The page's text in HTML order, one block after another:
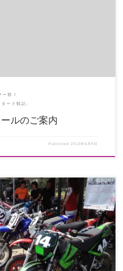
ー部
ード戦記-
ルのご案内
Published2013年6月9日
ィーもろもろ決定いたしました！ その他に